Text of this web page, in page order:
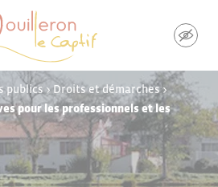
publics>Droits et démarches>
pour les professionnels et les